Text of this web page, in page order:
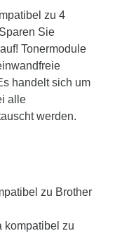
zu 4
Sie
Tonermodule
handelt sich um
alle
werden.
zu Brother
kompatibel zu